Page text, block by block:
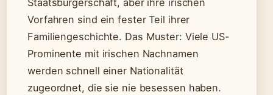
Staatsbürgerschaft, aber ihre irischen
Vorfahren sind ein fester Teil ihrer
Familiengeschichte. Das Muster: Viele US-
Prominente mit irischen Nachnamen
werden schnell einer Nationalität
zugeordnet, die sie nie besessen haben.